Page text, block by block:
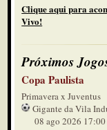
Clique aqui para
Vivo!
Próximos
Copa Paulista
Primavera x Juventus
Gigante da Vila
08 ago 2026 17:00